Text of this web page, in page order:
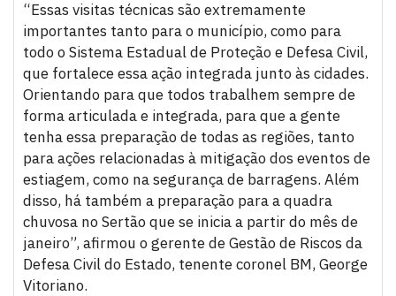
“Essas visitas técnicas são extremamente
importantes tanto para o município, como para
todo o Sistema Estadual de Proteção e Defesa Civil,
que fortalece essa ação integrada junto às cidades.
Orientando para que todos trabalhem sempre de
forma articulada e integrada, para que a gente
tenha essa preparação de todas as regiões, tanto
para ações relacionadas à mitigação dos eventos de
estiagem, como na segurança de barragens. Além
disso, há também a preparação para a quadra
chuvosa no Sertão que se inicia a partir do mês de
janeiro”, afirmou o gerente de Gestão de Riscos da
Defesa Civil do Estado, tenente coronel BM, George
Vitoriano.